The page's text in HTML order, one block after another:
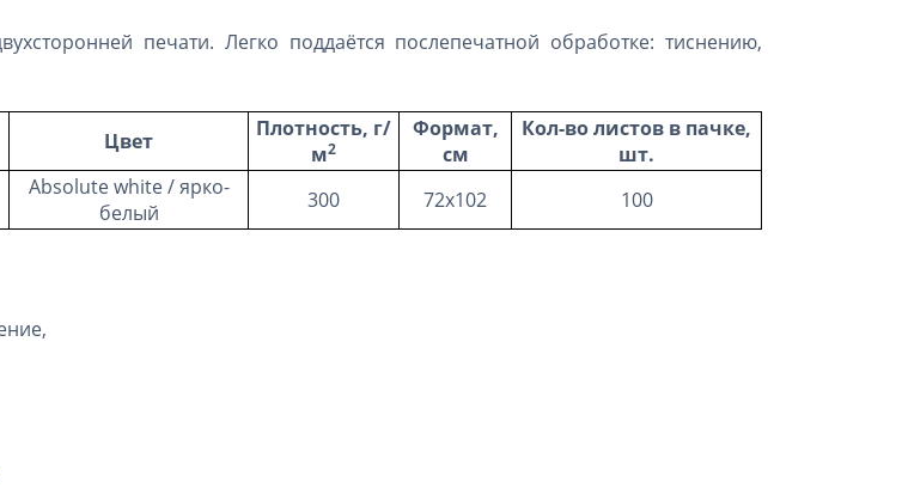
печати. Легко поддаётся послепечатной обработке: тиснению,
Цвет
Плотность, г/
м2
Формат,
см
Кол-во листов в пачке,
шт.
Absolute white / ярко-
белый
300 72х102 100